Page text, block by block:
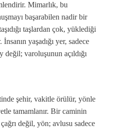
Mimarlık, bu
başarabilen nadir bir
taşlardan çok, yüklediği
yaşadığı yer, sadece
varoluşunun açıldığı
şehir, vakitle örülür, yönle
tamamlanır. Bir caminin
değil, yön; avlusu sadece